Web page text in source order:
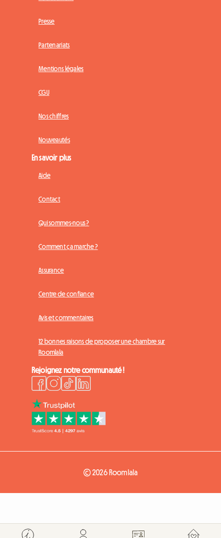
Presse
Partenariats
Mentions légales
CGU
Nos chiffres
Nouveautés
En savoir plus
Aide
Contact
Qui sommes-nous ?
Comment ça marche ?
Assurance
Centre de confiance
Avis et commentaires
12 bonnes raisons de proposer une chambre sur
Roomlala
Rejoignez notre communauté !
© 2026 Roomlala